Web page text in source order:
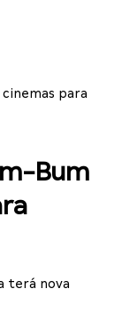
para
Bum
terá nova